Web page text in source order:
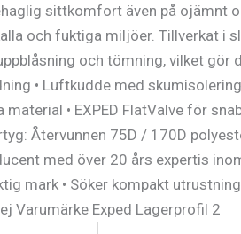
sittkomfort även på
och fuktiga miljöer. Tillverkat i
och tömning, vilket gör
• Luftkudde med
• EXPED FlatValve för
Återvunnen 75D / 170D
med över 20 års expertis
mark • Söker kompakt
Varumärke Exped Lagerprofil 2